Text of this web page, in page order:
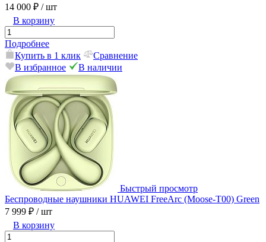
14 000 ₽ / шт
В корзину
Подробнее
Купить в 1 клик
Сравнение
В избранное
В наличии
Быстрый просмотр
Беспроводные наушники HUAWEI FreeArc (Moose-T00) Green
7 999 ₽ / шт
В корзину